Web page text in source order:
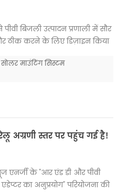
बिजली उत्पादन प्रणाली में सौर
ठीक करने के लिए डिज़ाइन किया
से प्रभावित होगा। सौर
होती हैं, जिन्हें कनेक्शन मोड के
में विभाजित किया जा
माउंटिंग सिस्टम
अग्रणी स्तर पर पहुंच गई है!
एनर्जी के "आर एंड डी और पीवी
का अनुप्रयोग" परियोजना की